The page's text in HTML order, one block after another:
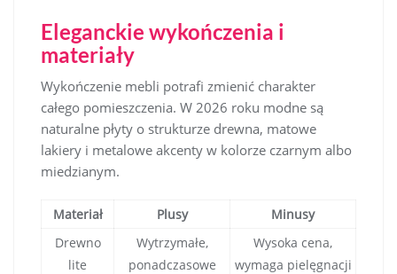
Eleganckie wykończenia i
materiały
Wykończenie mebli potrafi zmienić charakter
całego pomieszczenia. W 2026 roku modne są
naturalne płyty o strukturze drewna, matowe
lakiery i metalowe akcenty w kolorze czarnym albo
miedzianym.
Materiał Plusy
Minusy
Drewno
lite
Wytrzymałe,
ponadczasowe
Wysoka cena,
wymaga pielęgnacji